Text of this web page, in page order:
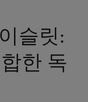
슬릿:
한 독